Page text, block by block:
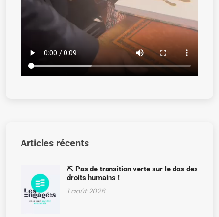
Articles récents
⛏️ Pas de transition verte sur le dos des
droits humains !
1 août 2026